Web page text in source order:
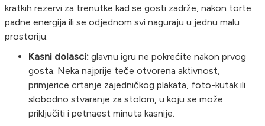
kratkih rezervi za trenutke kad se gosti zadrže, nakon torte
padne energija ili se odjednom svi naguraju u jednu malu
prostoriju.
Kasni dolasci: glavnu igru ne pokrećite nakon prvog
gosta. Neka najprije teče otvorena aktivnost,
primjerice crtanje zajedničkog plakata, foto-kutak ili
slobodno stvaranje za stolom, u koju se može
priključiti i petnaest minuta kasnije.